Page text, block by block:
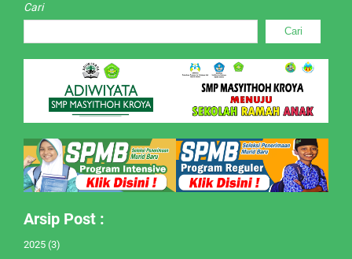
Cari
Cari
Arsip Post :
2025 (3)